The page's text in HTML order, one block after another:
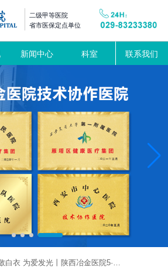
二级甲等医院
省市医保定点单位
新闻中心 科室 联系我们